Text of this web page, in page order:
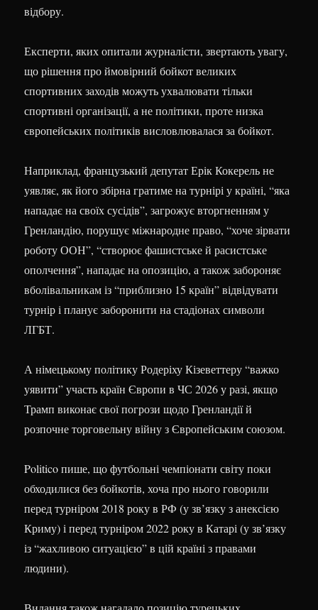
відбору.
Експерти, яких опитали журналісти, звертають увагу,
що рішення про ймовірний бойкот великих
спортивних заходів можуть ухвалювати тільки
спортивні організації, а не політики, проте низка
європейських політиків висловлювалася за бойкот.
Наприклад, французький депутат Ерік Кокерель не
уявляє, як його збірна гратиме на турнірі у країні, “яка
нападає на своїх сусідів”, загрожує вторгненням у
Гренландію, порушує міжнародне право, “хоче зірвати
роботу ООН”, “створює фашистське й расистське
ополчення”, нападає на опозицію, а також забороняє
вболівальникам із “приблизно 15 країн” відвідувати
турнір і планує заборонити на стадіонах символи
ЛГБТ.
А німецькому політику Родеріху Кізеветтеру “важко
уявити” участь країн Європи в ЧС 2026 у разі, якщо
Трамп виконає свої погрози щодо Гренландії й
розпочне торговельну війну з Європейським союзом.
Politico пише, що футбольні чемпіонати світу поки
обходилися без бойкотів, хоча про нього говорили
перед турніром 2018 року в РФ (у зв’язку з анексією
Криму) і перед турніром 2022 року в Катарі (у зв’язку
із “жахливою ситуацією” в цій країні з правами
людини).